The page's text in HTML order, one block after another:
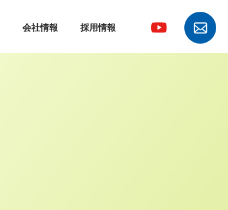
会社情報 採用情報